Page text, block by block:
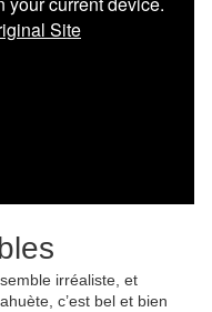
irréaliste, et
c’est bel et bien